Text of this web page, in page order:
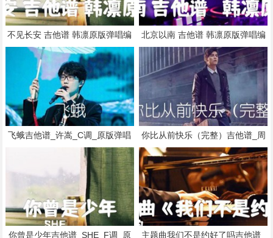
不见长安 吉他谱 韩凛原版弹唱编
配吉他谱_河图_A调_原版吉他简
谱
北京以南 吉他谱 韩凛原版弹唱编
配吉他谱_曹槽_G调_原版吉他简
谱
飞蛾吉他谱_许嵩_C调_原版弹唱
吉他简谱
你比从前快乐（完整）吉他谱_周
杰伦_F调_原版弹唱吉他简谱
你曾是少年吉他谱_SHE_F调_原 主题曲我们不是约好了吗吉他谱_